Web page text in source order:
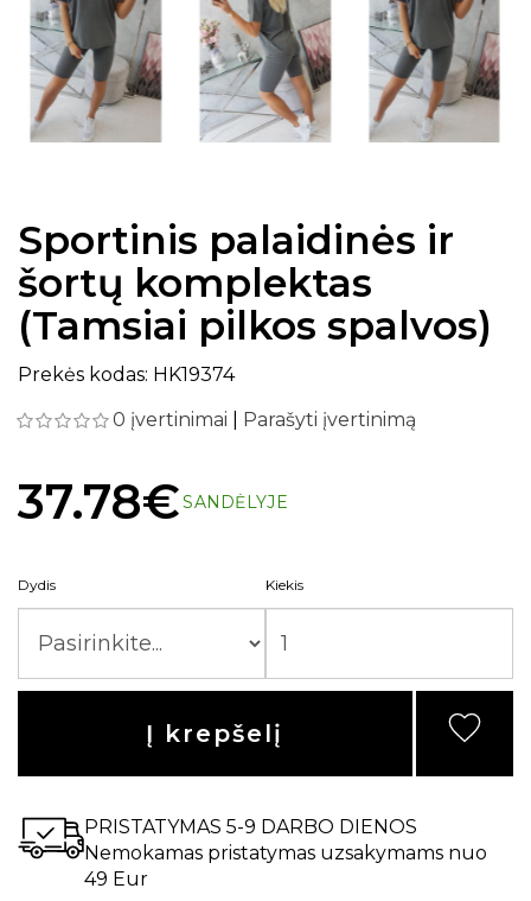
Sportinis palaidinės ir
šortų komplektas
(Tamsiai pilkos spalvos)
Prekės kodas: HK19374
0 įvertinimai
Parašyti įvertinimą
37.78€SANDĖLYJE
Dydis Kiekis
Į krepšelį
PRISTATYMAS 5-9 DARBO DIENOS
Nemokamas pristatymas uzsakymams nuo
49 Eur